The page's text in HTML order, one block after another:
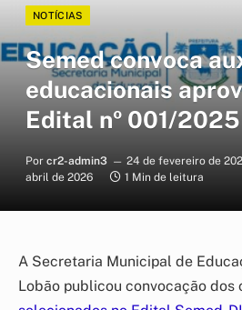
NOTÍCIAS
Semed convoca
educacionais
Edital nº 001/2025
Por cr2-admin3 24 de fevereiro de
abril de 2026
1 Min de leitura
A Secretaria Municipal de
Lobão publicou convocação dos